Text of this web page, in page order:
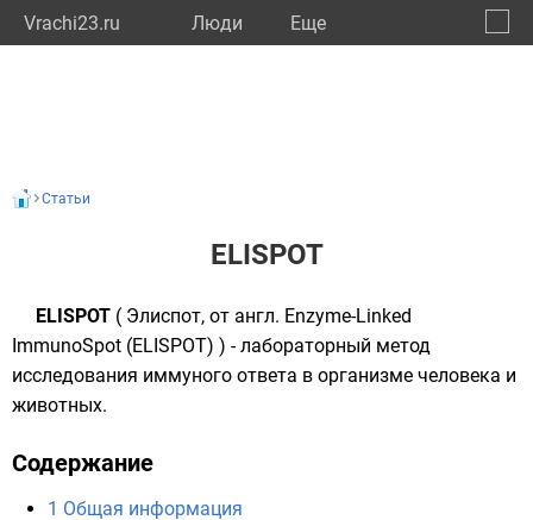
Vrachi23.ru Люди Eще
Статьи
ELISPOT
ELISPOT ( Элиспот, от англ. Enzyme-Linked
ImmunoSpot (ELISPOT) ) - лабораторный метод
исследования иммуного ответа в организме человека и
животных.
Содержание
1 Общая информация